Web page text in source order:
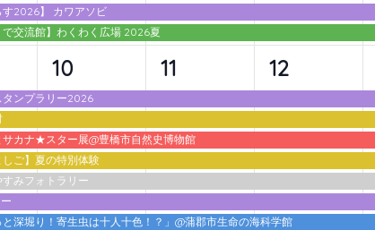
す2026】 カワアソビ
で交流館】わくわく広場 2026夏
タンプラリー2026
サカナ★スター展@豊橋市自然史博物館
しご】夏の特別体験
みフォトラリー
深堀り！寄生虫は十人十色！？」@蒲郡市生命の海科学館
10
イ
ベ
ン
ト,
10
10
イ
ベ
ン
ト,
11
10
イ
ベ
ン
ト,
12